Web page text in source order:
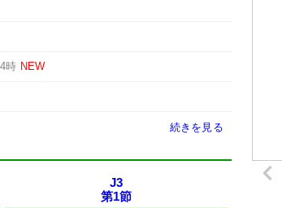
時 NEW
続きを見る
J3
第1節